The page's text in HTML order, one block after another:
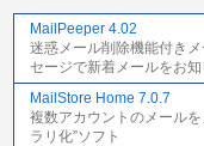
MailPeeper 4.02
迷惑メール削除機能付き
セージで新着メールをお
MailStore Home 7.0.7
複数アカウントのメール
ラリ化”ソフト